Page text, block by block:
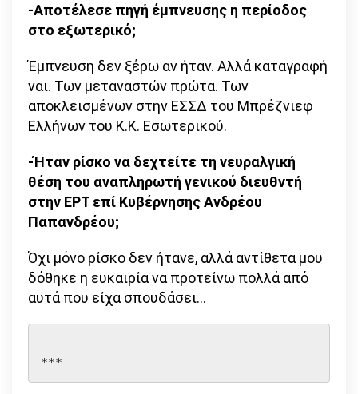
-Αποτέλεσε πηγή έμπνευσης η περίοδος
στο εξωτερικό;
Έμπνευση δεν ξέρω αν ήταν. Αλλά καταγραφή
ναι. Των μεταναστών πρώτα. Των
αποκλεισμένων στην ΕΣΣΔ του Μπρέζνιεφ
Ελλήνων του Κ.Κ. Εσωτερικού.
-Ήταν ρίσκο να δεχτείτε τη νευραλγική
θέση του αναπληρωτή γενικού διευθντή
στην ΕΡΤ επί Κυβέρνησης Ανδρέου
Παπανδρέου;
Όχι μόνο ρίσκο δεν ήτανε, αλλά αντίθετα μου
δόθηκε η ευκαιρία να προτείνω πολλά από
αυτά που είχα σπουδάσει…
***